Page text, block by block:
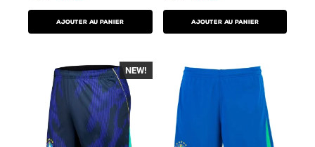
AJOUTER AU PANIER AJOUTER AU PANIER
NEW!